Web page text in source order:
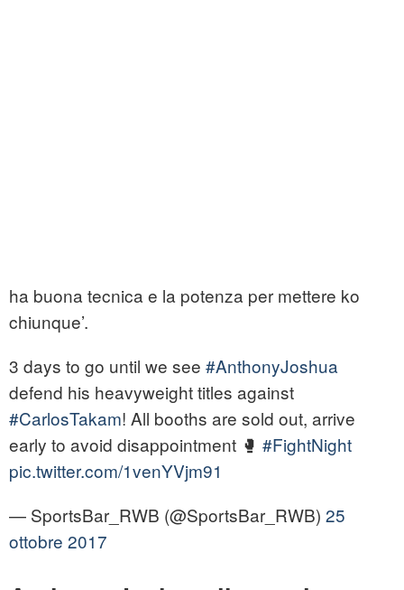
ha buona tecnica e la potenza per mettere ko
chiunque’.
3 days to go until we see #AnthonyJoshua
defend his heavyweight titles against
#CarlosTakam! All booths are sold out, arrive
early to avoid disappointment 🥊 #FightNight
pic.twitter.com/1venYVjm91
— SportsBar_RWB (@SportsBar_RWB) 25
ottobre 2017